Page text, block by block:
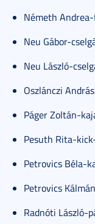
Németh Andrea-
Neu Gábor-
Neu László-
Oszlánczi
Páger Zoltán-
Pesuth Rita-
Petrovics Béla-
Petrovics
Radnóti László-